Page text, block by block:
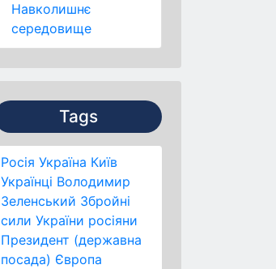
Навколишнє
середовище
Tags
Росія Україна Київ
Українці Володимир
Зеленський Збройні
сили України росіяни
Президент (державна
посада) Європа